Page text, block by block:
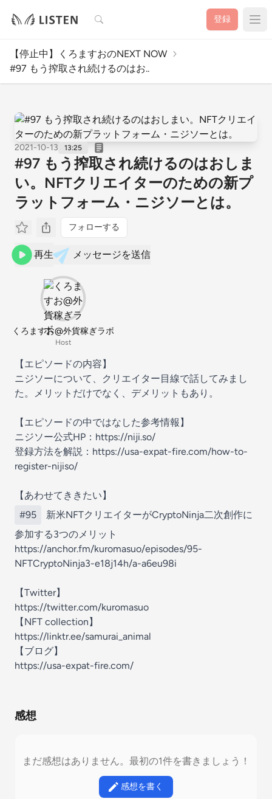
検索 登録
【停止中】くろますおのNEXT NOW
#97 もう搾取され続けるのはお..
2021-10-13 13:25
#97 もう搾取され続けるのはおしま
い。NFTクリエイターのための新プ
ラットフォーム・ニジソーとは。
フォローする
再生 メッセージを送信
くろますお@外貨稼ぎラボ
Host
【エピソードの内容】
ニジソーについて、クリエイター目線で話してみまし
た。メリットだけでなく、デメリットもあり。
【エピソードの中ではなした参考情報】
ニジソー公式HP：https://niji.so/
登録方法を解説：https://usa-expat-fire.com/how-to-
register-nijiso/
【あわせてききたい】
#95
新米NFTクリエイターがCryptoNinja二次創作に
参加する3つのメリット
https://anchor.fm/kuromasuo/episodes/95-
NFTCryptoNinja3-e18j14h/a-a6eu98i
【Twitter】
https://twitter.com/kuromasuo
【NFT collection】
https://linktr.ee/samurai_animal
【ブログ】
https://usa-expat-fire.com/
感想
まだ感想はありません。最初の1件を書きましょう！
感想を書く